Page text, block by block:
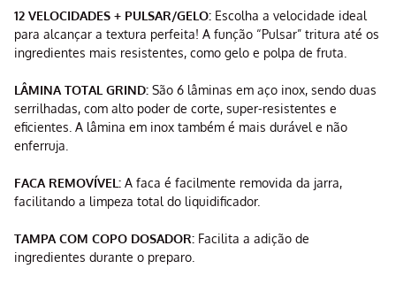
12 VELOCIDADES + PULSAR/GELO: Escolha a velocidade ideal
para alcançar a textura perfeita! A função “Pulsar” tritura até os
ingredientes mais resistentes, como gelo e polpa de fruta.
LÂMINA TOTAL GRIND: São 6 lâminas em aço inox, sendo duas
serrilhadas, com alto poder de corte, super-resistentes e
eficientes. A lâmina em inox também é mais durável e não
enferruja.
FACA REMOVÍVEL: A faca é facilmente removida da jarra,
facilitando a limpeza total do liquidificador.
TAMPA COM COPO DOSADOR: Facilita a adição de
ingredientes durante o preparo.